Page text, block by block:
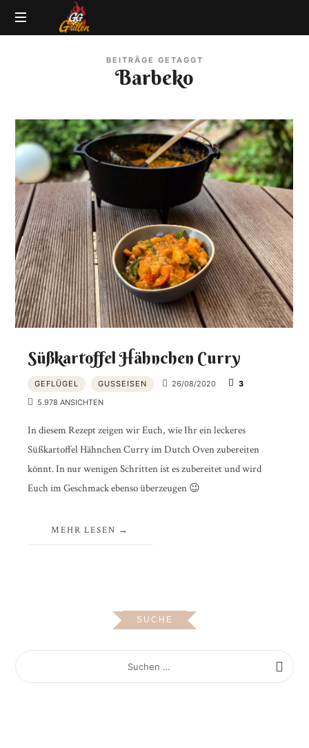
GG-
|
BBQ
Lexikon
BEITRÄGE GETAGGT
Barbeko
Süßkartoffel Hähnchen Curry
GEFLÜGEL GUSSEISEN 26/08/2020
3
5.978 ANSICHTEN
In diesem Rezept zeigen wir Euch, wie Ihr ein leckeres
Süßkartoffel Hähnchen Curry im Dutch Oven zubereiten
könnt. In nur wenigen Schritten ist es zubereitet und wird
Euch im Geschmack ebenso überzeugen 😉
MEHR LESEN
SUCHE
SUCHEN